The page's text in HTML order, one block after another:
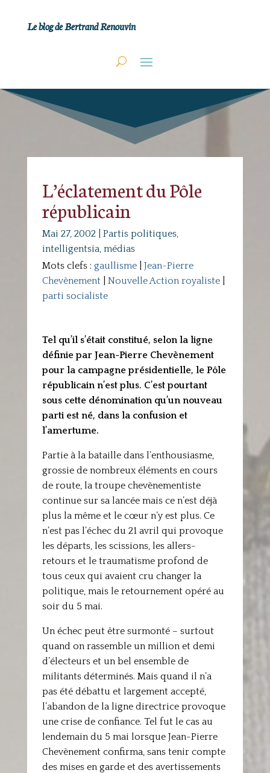
Le blog de Bertrand Renouvin
L’éclatement du Pôle
républicain
Mai 27, 2002| Partis politiques,
intelligentsia, médias
Mots clefs : gaullisme| Jean-Pierre
Chevènement| Nouvelle Action royaliste|
parti socialiste
Tel qu’il s’était constitué, selon la ligne
définie par Jean-Pierre Chevènement
pour la campagne présidentielle, le Pôle
républicain n’est plus. C’est pourtant
sous cette dénomination qu’un nouveau
parti est né, dans la confusion et
l’amertume.
Partie à la bataille dans l’enthousiasme,
grossie de nombreux éléments en cours
de route, la troupe chevènementiste
continue sur sa lancée mais ce n’est déjà
plus la même et le cœur n’y est plus. Ce
n’est pas l’échec du 21 avril qui provoque
les départs, les scissions, les allers-
retours et le traumatisme profond de
tous ceux qui avaient cru changer la
politique, mais le retournement opéré au
soir du 5 mai.
Un échec peut être surmonté – surtout
quand on rassemble un million et demi
d’électeurs et un bel ensemble de
militants déterminés. Mais quand il n’a
pas été débattu et largement accepté,
l’abandon de la ligne directrice provoque
une crise de confiance. Tel fut le cas au
lendemain du 5 mai lorsque Jean-Pierre
Chevènement confirma, sans tenir compte
des mises en garde et des avertissements